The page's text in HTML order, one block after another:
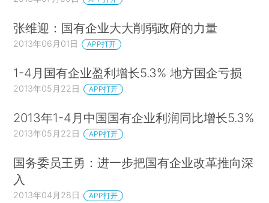
张维迎：国有企业大大削弱政府的力量
2013年06月01日 APP打开
1-4月国有企业盈利增长5.3% 地方国企亏损
2013年05月22日 APP打开
2013年1-4月中国国有企业利润同比增长5.3%
2013年05月22日 APP打开
国务委员王勇：进一步把国有企业改革推向深
入
2013年04月28日 APP打开